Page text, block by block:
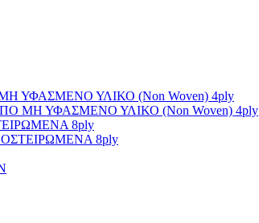
ΥΛΙΚΟ (Non Woven) 4ply
ΜΗ ΥΦΑΣΜΕΝΟ ΥΛΙΚΟ (Non Woven) 4ply
8ply
8ply